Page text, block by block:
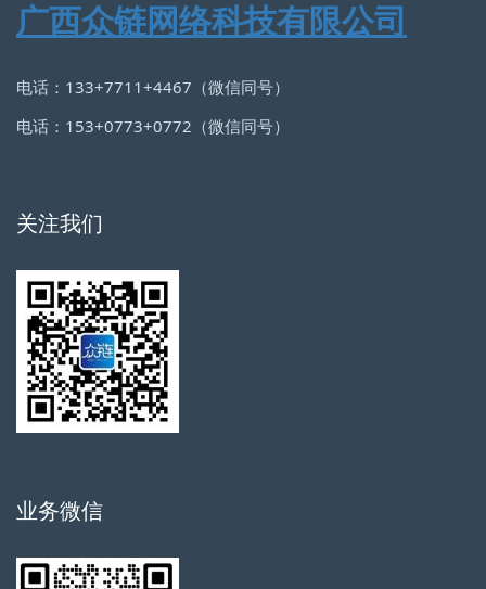
广西众链网络科技有限公司
电话：133+7711+4467（微信同号）
电话：153+0773+0772（微信同号）
关注我们
业务微信